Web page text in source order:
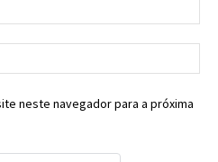
neste navegador para a próxima